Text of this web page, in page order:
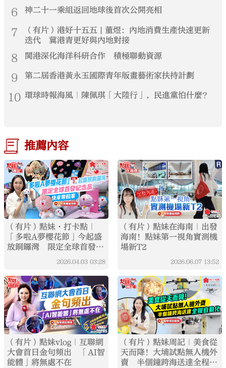
6 神二十一乘組返回地球後首次公開亮相
7
（有片）港好十五五 | 董煜：內地消費生產快速更新
迭代 冀港青更好與內地對接
8 閩港深化海洋科研合作 積極聯動資源
9 第二屆香港黃永玉國際青年版畫藝術家扶持計劃
10 環球時報海風｜陳佩琪「大陸行」，民進黨怕什麼？
推薦內容
（有片）點妹·打卡點｜
「多啦A夢櫻花節」今起盛
放銅鑼灣 限定全球首發紀
2026.04.03 03:28
（有片）點妹在海南｜出發
海南！點妹第一視角實測機
場新T2
2026.06.07 13:52
（有片）點妹vlog｜互聯網
大會首日金句頻出 「AI智
能體」將無處不在
（有片）點妹周記｜美食從
天而降！大埔試點無人機外
賣 半個鐘跨海送達全程自